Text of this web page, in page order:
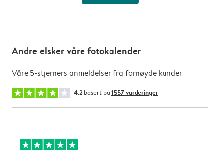
Andre elsker våre fotokalender
Våre 5-stjerners anmeldelser fra fornøyde kunder
4.2 basert på 1557 vurderinger